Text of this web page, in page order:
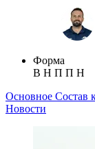
Форма
В Н П П Н
Основное Состав
Новости